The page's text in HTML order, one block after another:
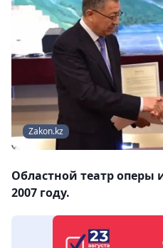
Zakon.kz
Областной театр оперы
2007 году.